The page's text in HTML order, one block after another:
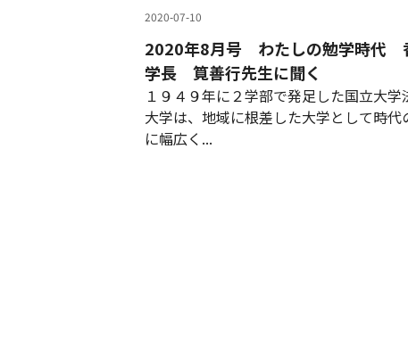
2020-07-10
2020年8月号 わたしの勉学時代
学長 筧善行先生に聞く
１９４９年に２学部で発足した国立大学
大学は、地域に根差した大学として時代
に幅広く...